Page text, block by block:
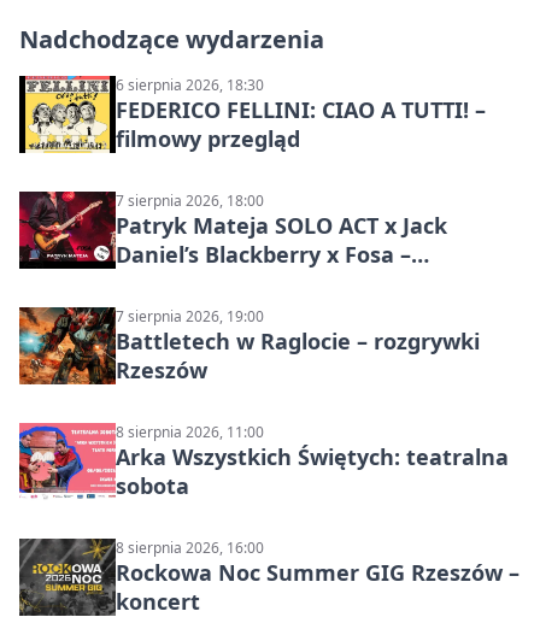
Nadchodzące wydarzenia
6 sierpnia 2026, 18:30
FEDERICO FELLINI: CIAO A TUTTI! –
filmowy przegląd
7 sierpnia 2026, 18:00
Patryk Mateja SOLO ACT x Jack
Daniel’s Blackberry x Fosa –
7 sierpnia 2026, 19:00
Battletech w Raglocie – rozgrywki
Rzeszów
8 sierpnia 2026, 11:00
Arka Wszystkich Świętych: teatralna
sobota
8 sierpnia 2026, 16:00
Rockowa Noc Summer GIG Rzeszów –
koncert